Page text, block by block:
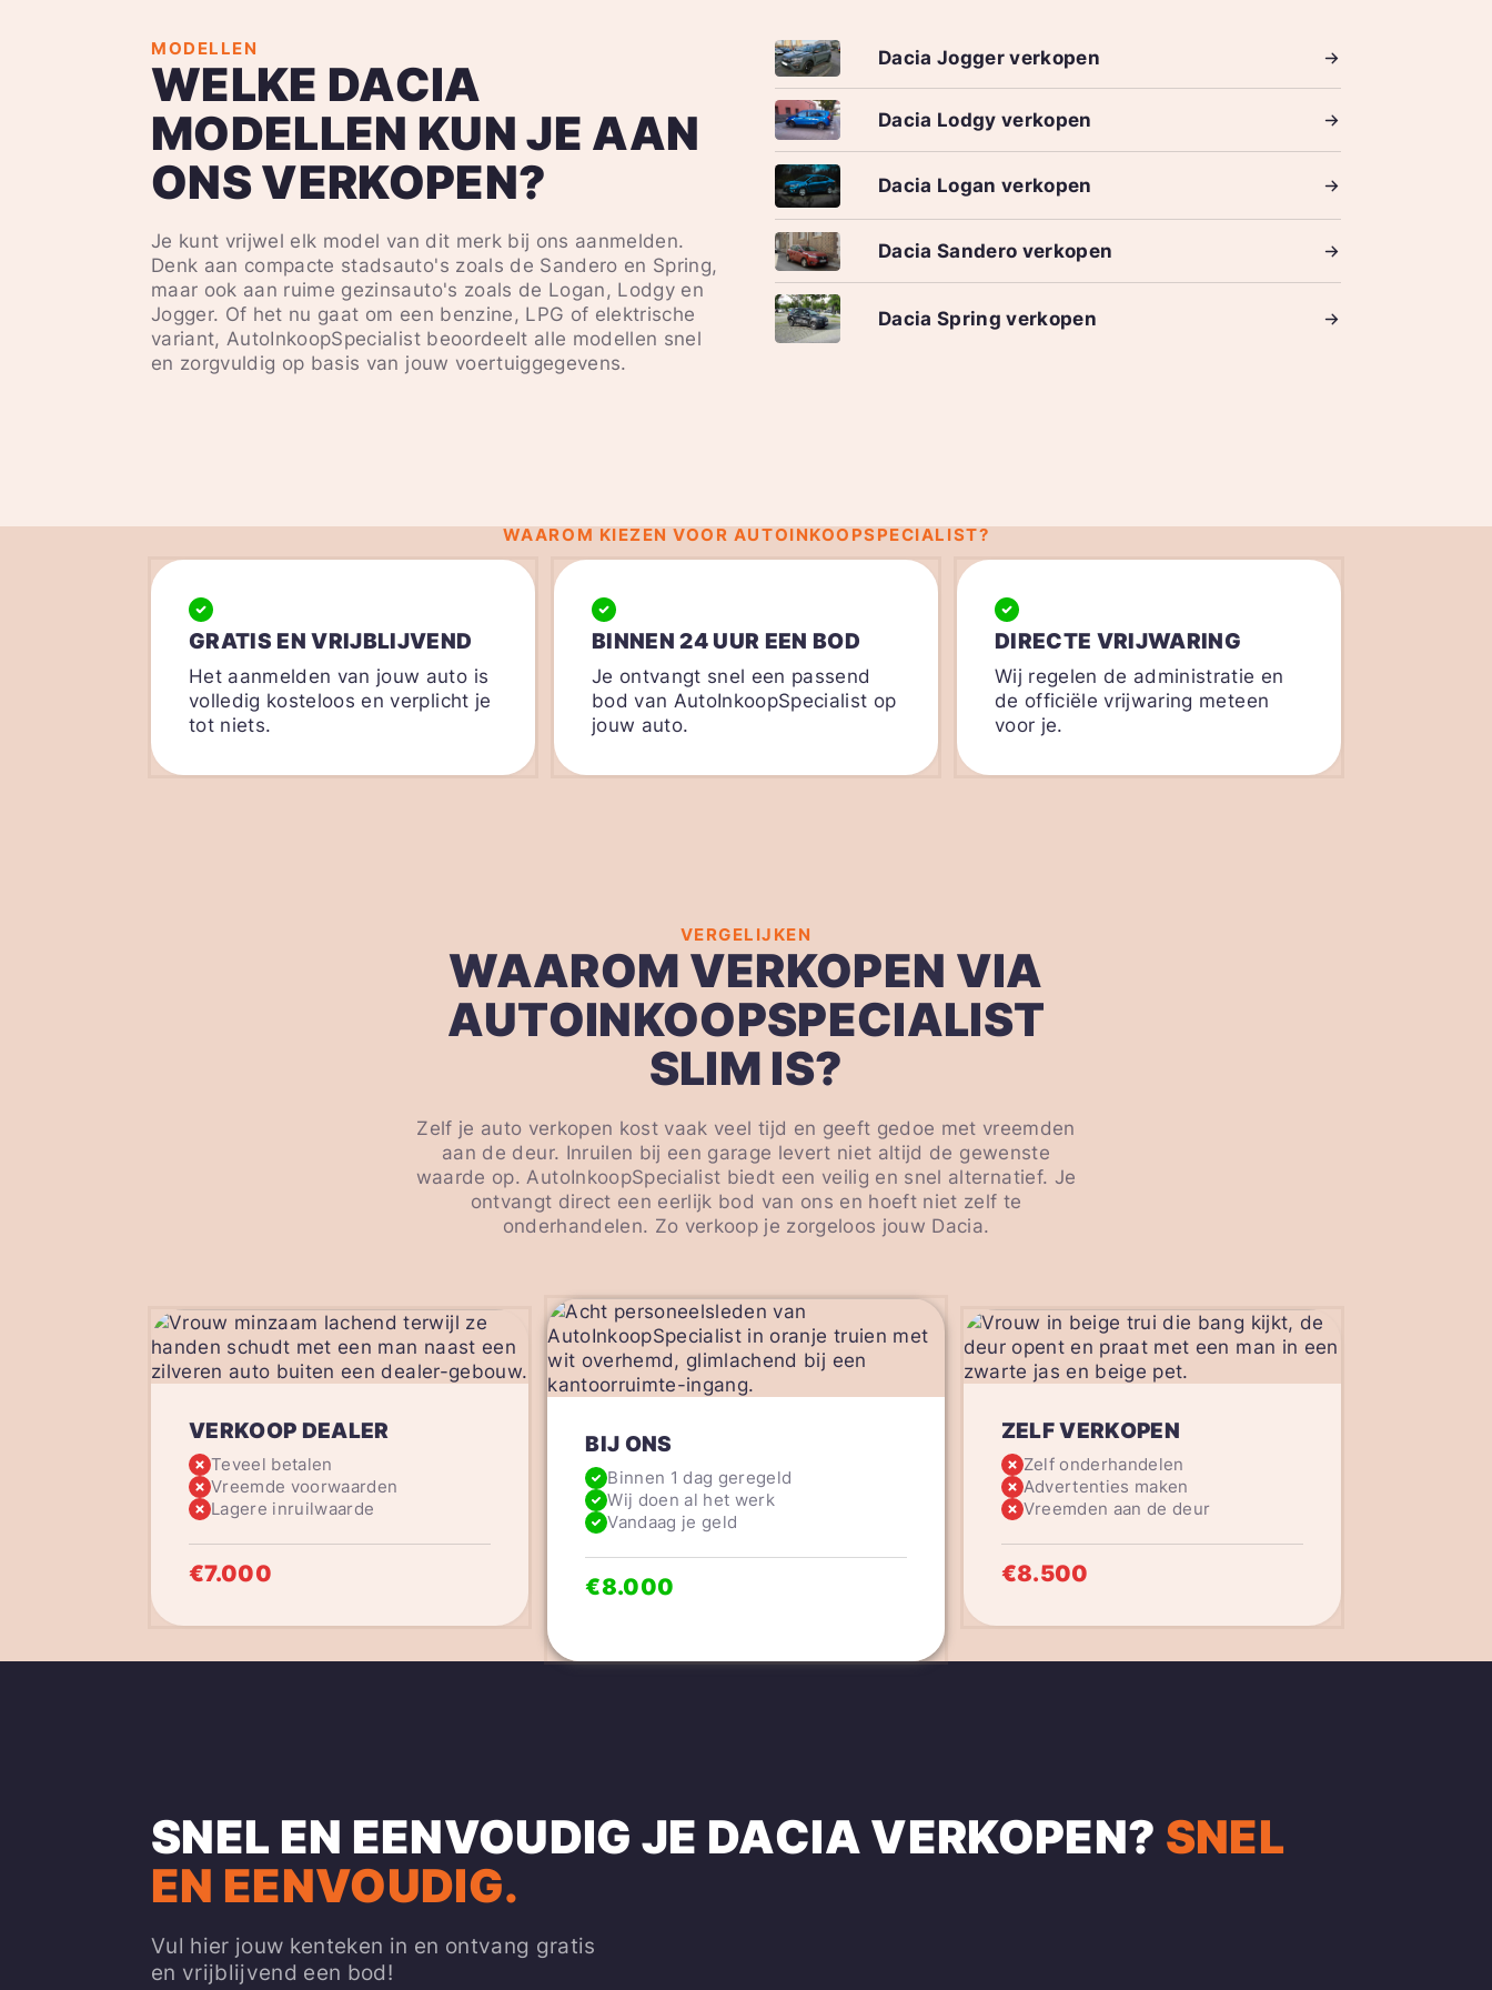
MODELLEN
WELKE DACIA
MODELLEN KUN JE AAN
ONS VERKOPEN?
Je kunt vrijwel elk model van dit merk bij ons aanmelden.
Denk aan compacte stadsauto's zoals de Sandero en Spring,
maar ook aan ruime gezinsauto's zoals de Logan, Lodgy en
Jogger. Of het nu gaat om een benzine, LPG of elektrische
variant, AutoInkoopSpecialist beoordeelt alle modellen snel
en zorgvuldig op basis van jouw voertuiggegevens.
Dacia Jogger verkopen
Dacia Lodgy verkopen
Dacia Logan verkopen
Dacia Sandero verkopen
Dacia Spring verkopen
WAAROM KIEZEN VOOR AUTOINKOOPSPECIALIST?
GRATIS EN VRIJBLIJVEND
Het aanmelden van jouw auto is
volledig kosteloos en verplicht je
tot niets.
BINNEN 24 UUR EEN BOD
Je ontvangt snel een passend
bod van AutoInkoopSpecialist op
jouw auto.
DIRECTE VRIJWARING
Wij regelen de administratie en
de officiële vrijwaring meteen
voor je.
VERGELIJKEN
WAAROM VERKOPEN VIA
AUTOINKOOPSPECIALIST
SLIM IS?
Zelf je auto verkopen kost vaak veel tijd en geeft gedoe met vreemden
aan de deur. Inruilen bij een garage levert niet altijd de gewenste
waarde op. AutoInkoopSpecialist biedt een veilig en snel alternatief. Je
ontvangt direct een eerlijk bod van ons en hoeft niet zelf te
onderhandelen. Zo verkoop je zorgeloos jouw Dacia.
VERKOOP DEALER
Teveel betalen
Vreemde voorwaarden
Lagere inruilwaarde
€7.000
BIJ ONS
Binnen 1 dag geregeld
Wij doen al het werk
Vandaag je geld
€8.000
ZELF VERKOPEN
Zelf onderhandelen
Advertenties maken
Vreemden aan de deur
€8.500
SNEL EN EENVOUDIG JE DACIA VERKOPEN? SNEL
EN EENVOUDIG.
Vul hier jouw kenteken in en ontvang gratis
en vrijblijvend een bod!